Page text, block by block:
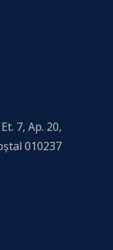
7, Ap. 20,
010237